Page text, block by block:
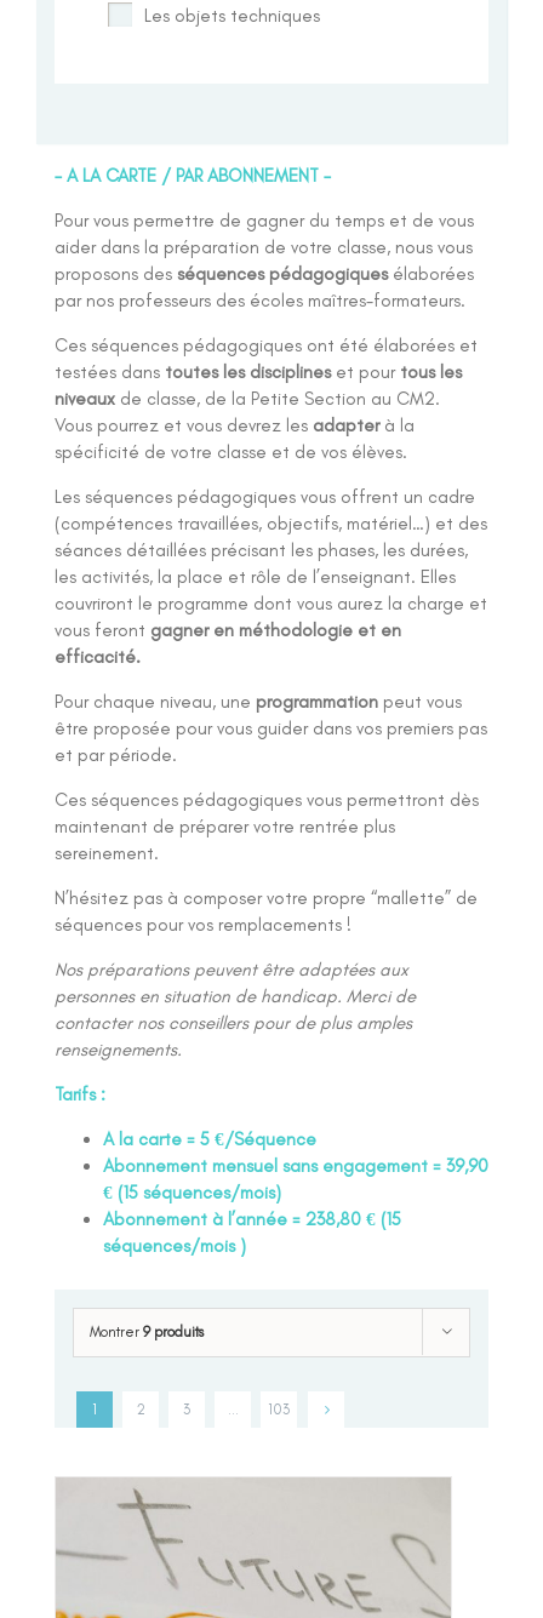
– A LA CARTE / PAR ABONNEMENT –
Pour vous permettre de gagner du temps et de vous
aider dans la préparation de votre classe, nous vous
proposons des séquences pédagogiquesélaborées
par nos professeurs des écoles maîtres-formateurs.
Ces séquences pédagogiques ont été élaborées et
testées dans toutes les disciplineset pourtous les
niveaux de classe, de la Petite Section au CM2.
Vous pourrez et vous devrez les adapterà la
spécificité de votre classe et de vos élèves.
Les séquences pédagogiques vous offrent un cadre
(compétences travaillées, objectifs, matériel…) et des
séances détaillées précisant les phases, les durées,
les activités, la place et rôle de l’enseignant. Elles
couvriront le programme dont vous aurez la charge et
vous feront gagner en méthodologie et en
efficacité.
Pour chaque niveau, une programmation peut vous
être proposée pour vous guider dans vos premiers pas
et par période.
Ces séquences pédagogiques vous permettront dès
maintenant de préparer votre rentrée plus
sereinement.
N’hésitez pas à composer votre propre “mallette” de
séquences pour vos remplacements !
Nos préparations peuvent être adaptées aux
personnes en situation de handicap. Merci de
contacter nos conseillers pour de plus amples
renseignements.
Tarifs :
A la carte = 5 €/Séquence
Abonnement mensuel sans engagement = 39,90
€ (15 séquences/mois)
Abonnement à l’année = 238,80 € (15
séquences/mois )
Montrer 9 produits
1 2 3 103
Les objets techniques